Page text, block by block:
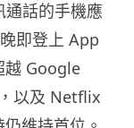
通話的手機應
即登上 App
越 Google
以及 Netflix